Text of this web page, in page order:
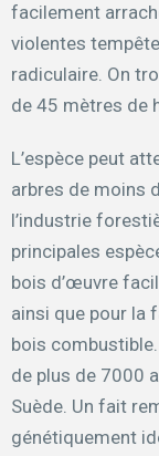
facilement
violentes
radiculaire. On
de 45 mètres de
L’espèce peut
arbres de moins
l’industrie
principales
bois d’œuvre
ainsi que pour la
bois combustible.
de plus de 7000
Suède. Un fait
génétiquement